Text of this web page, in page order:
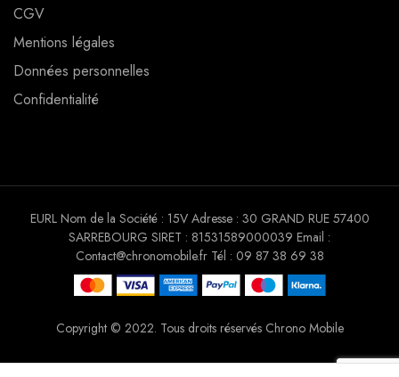
CGV
Mentions légales
Données personnelles
Confidentialité
Copyright © 2022. Tous droits réservés Chrono Mobile
EURL Nom de la Société : 15V Adresse : 30 GRAND RUE 57400
SARREBOURG SIRET : 81531589000039 Email :
Contact@chronomobile.fr Tél : 09 87 38 69 38